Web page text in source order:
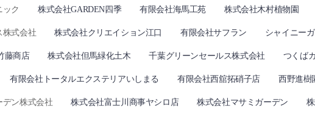
ック 株式会社GARDEN四季 有限会社海馬工苑 株式会社木村植物園
株式会社 株式会社クリエイション江口 有限会社サフラン シャイニー
藤商店 株式会社但馬緑化土木 千葉グリーンセールス株式会社 つくば
有限会社トータルエクステリアいしまる 有限会社西舘拓硝子店 西野進樹
デン株式会社 株式会社富士川商事ヤシロ店 株式会社マサミガーデン